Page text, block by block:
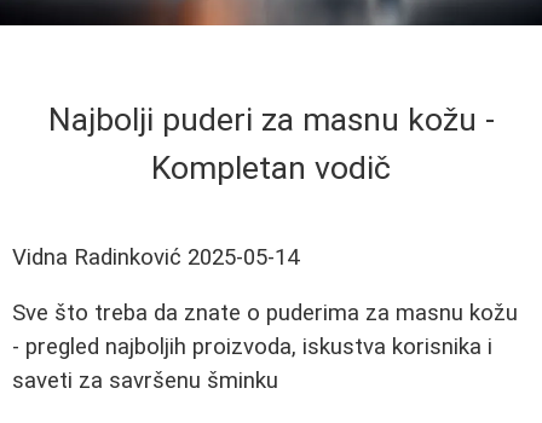
Najbolji puderi za masnu kožu -
Kompletan vodič
Vidna Radinković 2025-05-14
Sve što treba da znate o puderima za masnu kožu
- pregled najboljih proizvoda, iskustva korisnika i
saveti za savršenu šminku